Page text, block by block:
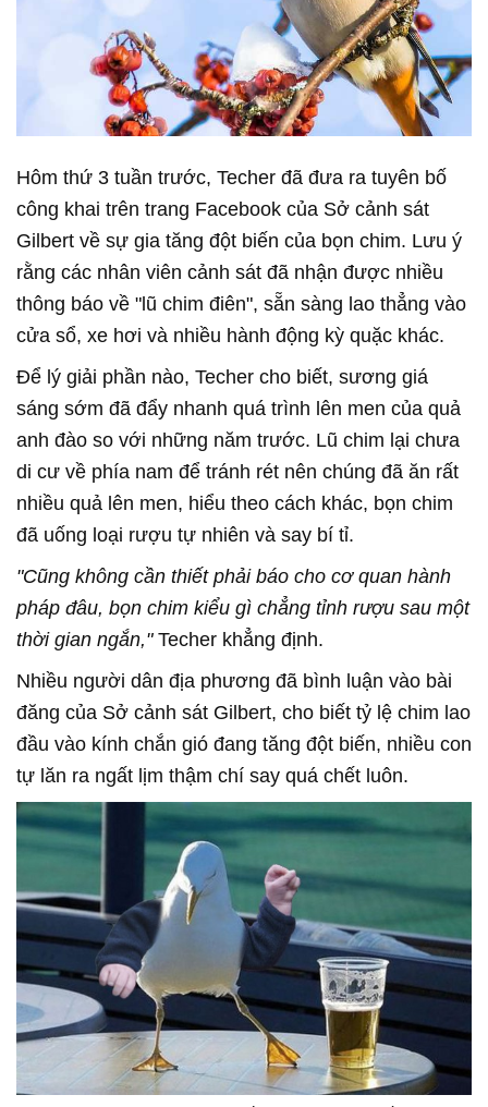
Hôm thứ 3 tuần trước, Techer đã đưa ra tuyên bố
công khai trên trang Facebook của Sở cảnh sát
Gilbert về sự gia tăng đột biến của bọn chim. Lưu ý
rằng các nhân viên cảnh sát đã nhận được nhiều
thông báo về "lũ chim điên", sẵn sàng lao thẳng vào
cửa sổ, xe hơi và nhiều hành động kỳ quặc khác.
Để lý giải phần nào, Techer cho biết, sương giá
sáng sớm đã đẩy nhanh quá trình lên men của quả
anh đào so với những năm trước. Lũ chim lại chưa
di cư về phía nam để tránh rét nên chúng đã ăn rất
nhiều quả lên men, hiểu theo cách khác, bọn chim
đã uống loại rượu tự nhiên và say bí tỉ.
"Cũng không cần thiết phải báo cho cơ quan hành
pháp đâu, bọn chim kiểu gì chẳng tỉnh rượu sau một
thời gian ngắn,"Techer khẳng định.
Nhiều người dân địa phương đã bình luận vào bài
đăng của Sở cảnh sát Gilbert, cho biết tỷ lệ chim lao
đầu vào kính chắn gió đang tăng đột biến, nhiều con
tự lăn ra ngất lịm thậm chí say quá chết luôn.